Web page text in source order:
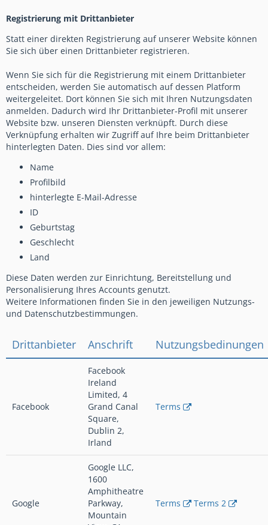
Registrierung mit Drittanbieter
Statt einer direkten Registrierung auf unserer Website können
Sie sich über einen Drittanbieter registrieren.
Wenn Sie sich für die Registrierung mit einem Drittanbieter
entscheiden, werden Sie automatisch auf dessen Platform
weitergeleitet. Dort können Sie sich mit Ihren Nutzungsdaten
anmelden. Dadurch wird Ihr Drittanbieter-Profil mit unserer
Website bzw. unseren Diensten verknüpft. Durch diese
Verknüpfung erhalten wir Zugriff auf Ihre beim Drittanbieter
hinterlegten Daten. Dies sind vor allem:
Name
Profilbild
hinterlegte E-Mail-Adresse
ID
Geburtstag
Geschlecht
Land
Diese Daten werden zur Einrichtung, Bereitstellung und
Personalisierung Ihres Accounts genutzt.
Weitere Informationen finden Sie in den jeweiligen Nutzungs-
und Datenschutzbestimmungen.
Drittanbieter Anschrift Nutzungsbedinungen
Facebook
Facebook
Ireland
Limited, 4
Grand Canal
Square,
Dublin 2,
Irland
Terms
Google
Google LLC,
1600
Amphitheatre
Parkway,
Mountain
Terms Terms 2